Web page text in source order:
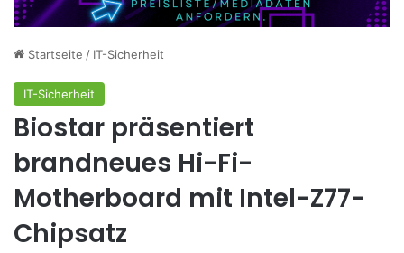
Startseite / IT-Sicherheit
IT-Sicherheit
Biostar präsentiert
brandneues Hi-Fi-
Motherboard mit Intel-Z77-
Chipsatz